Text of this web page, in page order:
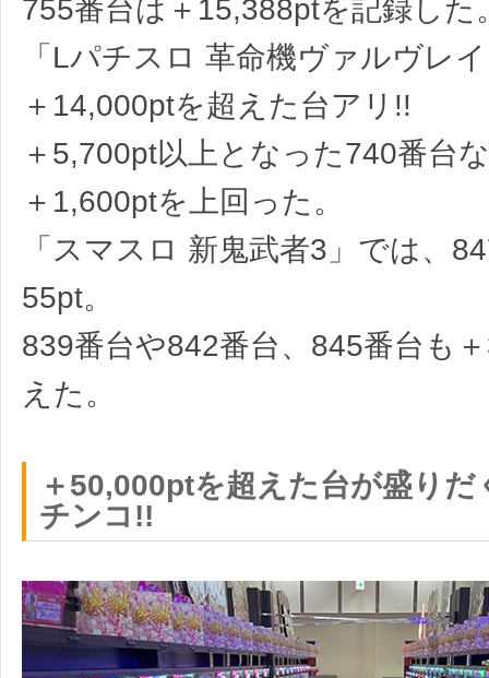
755番台は＋15,388ptを記録した
「Lパチスロ 革命機ヴァルヴレ
＋14,000ptを超えた台アリ!!
＋5,700pt以上となった740番台
＋1,600ptを上回った。
「スマスロ 新鬼武者3」では、
55pt。
839番台や842番台、845番台も
えた。
＋50,000ptを超えた台が盛りだ
チンコ!!